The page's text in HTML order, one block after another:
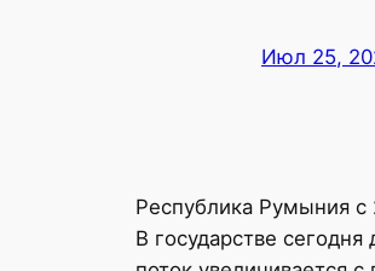
Июл 25,
Республика Румыния с
В государстве